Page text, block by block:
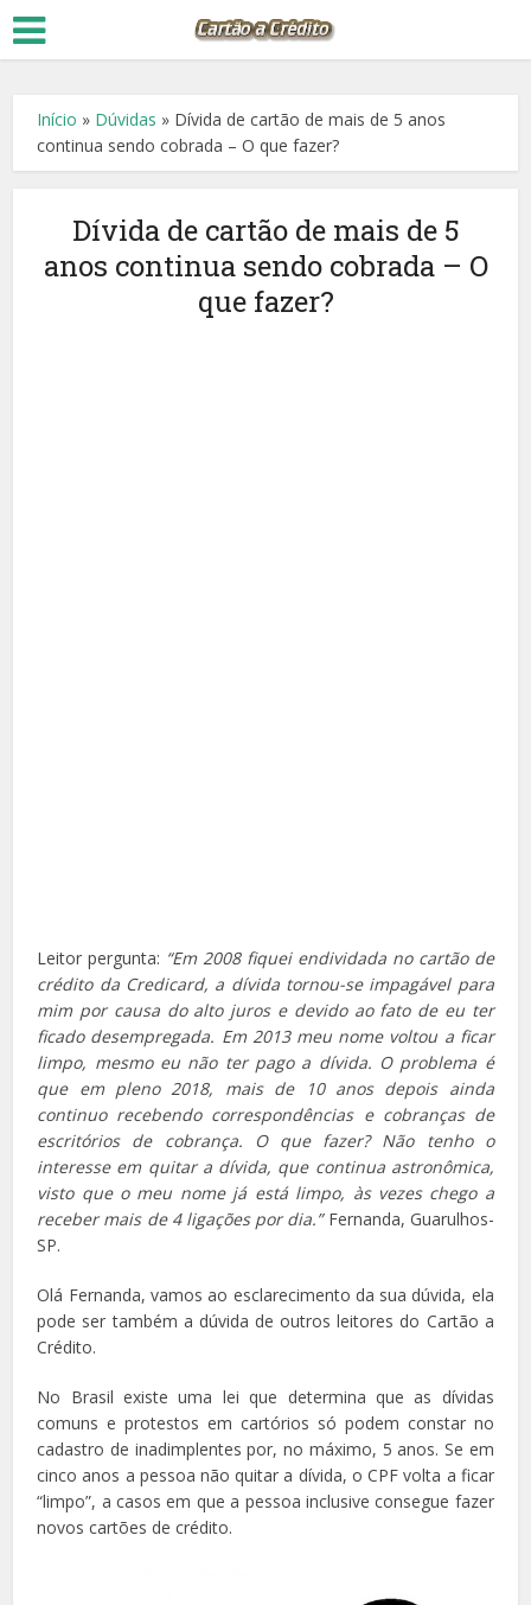
Início » Dúvidas » Dívida de cartão de mais de 5 anos
continua sendo cobrada – O que fazer?
Dívida de cartão de mais de 5
anos continua sendo cobrada – O
que fazer?
Leitor pergunta: “Em 2008 fiquei endividada no cartão de
crédito da Credicard, a dívida tornou-se impagável para
mim por causa do alto juros e devido ao fato de eu ter
ficado desempregada. Em 2013 meu nome voltou a ficar
limpo, mesmo eu não ter pago a dívida. O problema é
que em pleno 2018, mais de 10 anos depois ainda
continuo recebendo correspondências e cobranças de
escritórios de cobrança. O que fazer? Não tenho o
interesse em quitar a dívida, que continua astronômica,
visto que o meu nome já está limpo, às vezes chego a
receber mais de 4 ligações por dia.”Fernanda, Guarulhos-
SP.
Olá Fernanda, vamos ao esclarecimento da sua dúvida, ela
pode ser também a dúvida de outros leitores do Cartão a
Crédito.
No Brasil existe uma lei que determina que as dívidas
comuns e protestos em cartórios só podem constar no
cadastro de inadimplentes por, no máximo, 5 anos. Se em
cinco anos a pessoa não quitar a dívida, o CPF volta a ficar
“limpo”, a casos em que a pessoa inclusive consegue fazer
novos cartões de crédito.